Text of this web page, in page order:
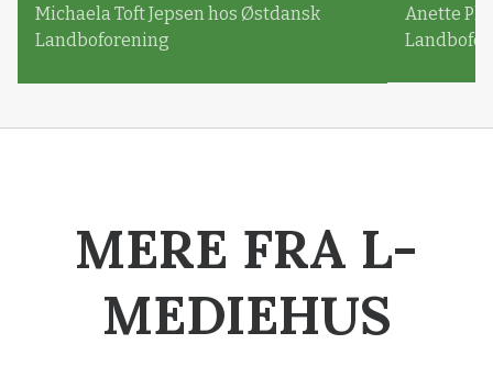
Michaela Toft Jepsen hos Østdansk
Landboforening
Anette
MERE FRA L-
MEDIEHUS